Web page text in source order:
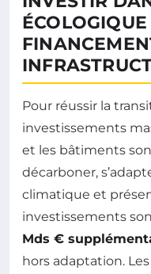
Pour réussir la
investissements
et les bâtiments
décarboner,
climatique et
investissements
Mds €
hors adaptation.